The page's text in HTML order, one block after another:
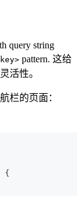
query string
pattern. 这给
活性。
栏的页面：
{